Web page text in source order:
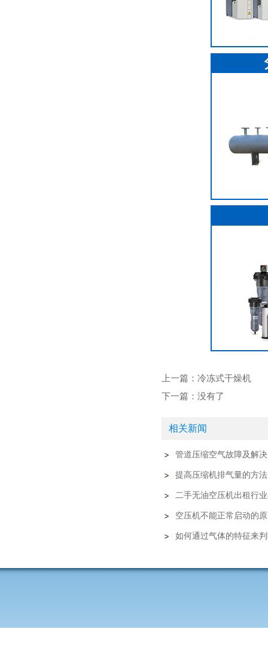
上一篇： 冷冻式干燥机
下一篇：没有了
相关新闻
管道压缩空气故障及解
提高压缩机排气量的方法
二手无油空压机出租行
空压机不能正常启动的
如何通过气体的特征来